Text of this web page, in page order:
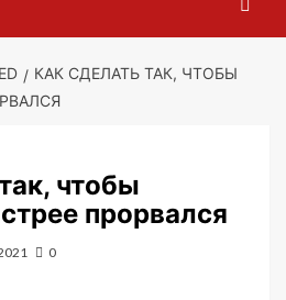
КАК СДЕЛАТЬ ТАК, ЧТОБЫ
чтобы
прорвался
0